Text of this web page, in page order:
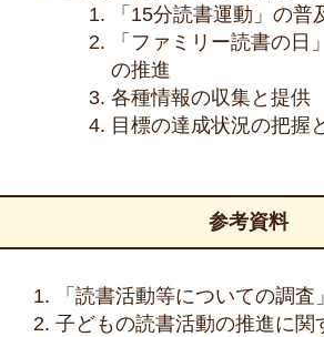
「15分読書運動」の普
「ファミリー読書の日
の推進
各種情報の収集と提供
目標の達成状況の把握
参考資料
「読書活動等についての調査
子どもの読書活動の推進に関